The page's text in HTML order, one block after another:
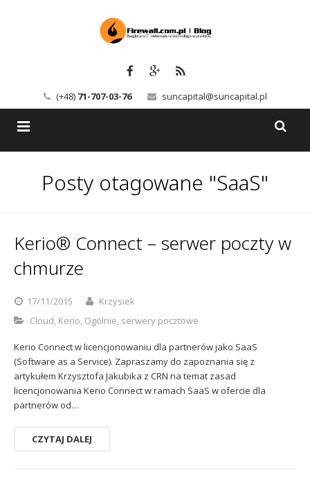
(+48) 71-707-03-76 suncapital@suncapital.pl
Backup-Solutions
Sophos
Usługi
Polityka prywatności
Posty otagowane "SaaS"
Kerio® Connect – serwer poczty w
chmurze
17/11/2015
Krzysiek
Cloud, Kerio, Ogólnie, serwery pocztowe
Kerio Connect w licencjonowaniu dla partnerów jako SaaS
(Software as a Service). Zapraszamy do zapoznania się z
artykułem Krzysztofa Jakubika z CRN na temat zasad
licencjonowania Kerio Connect w ramach SaaS w ofercie dla
partnerów od…
CZYTAJ DALEJ